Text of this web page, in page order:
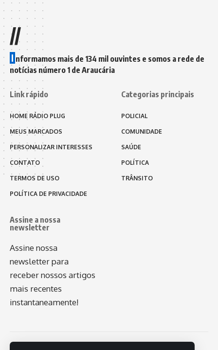
//
I nformamos mais de 134 mil ouvintes e somos a rede de
notícias número 1 de Araucária
Link rápido
HOME RÁDIO PLUG
MEUS MARCADOS
PERSONALIZAR INTERESSES
CONTATO
TERMOS DE USO
POLÍTICA DE PRIVACIDADE
Categorias principais
POLICIAL
COMUNIDADE
SAÚDE
POLÍTICA
TRÂNSITO
Assine a nossa
newsletter
Assine nossa
newsletter para
receber nossos artigos
mais recentes
instantaneamente!
© 2026 - Plug - Todos os direitos reservados.